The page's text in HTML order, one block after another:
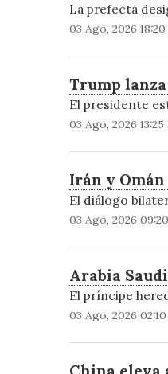
La prefecta
03 Ago, 2026 18:20
Trump
El presidente
03 Ago, 2026 13:25
Irán y
El diálogo
03 Ago, 2026
Arabia
El príncipe
03 Ago, 2026